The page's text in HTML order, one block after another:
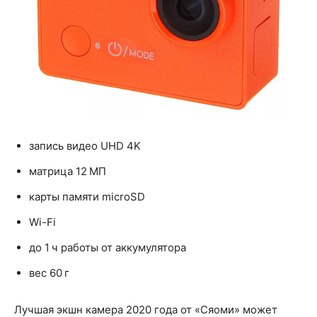
запись видео UHD 4K
матрица 12 МП
карты памяти microSD
Wi-Fi
до 1 ч работы от аккумулятора
вес 60 г
Лучшая экшн камера 2020 года от «Сяоми» может